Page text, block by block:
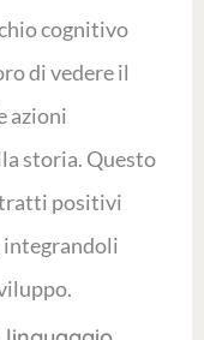
cognitivo
di vedere il
azioni
storia. Questo
positivi
integrandoli